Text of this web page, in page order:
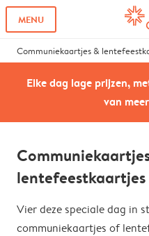
MENU
Communiekaartjes &
Elke dag lage prijzen,
van
lentefeestkaartjes
Vier deze speciale dag in
communiekaartjes of